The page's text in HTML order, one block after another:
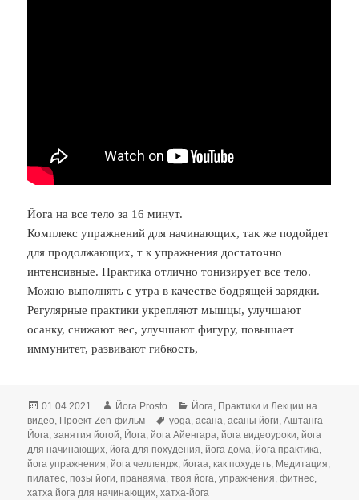
Йога на все тело за 16 минут.
Комплекс упражнений для начинающих, так же подойдет
для продолжающих, т к упражнения достаточно
интенсивные. Практика отлично тонизирует все тело.
Можно выполнять с утра в качестве бодрящей зарядки.
Регулярные практики укрепляют мышцы, улучшают
осанку, снижают вес, улучшают фигуру, повышает
иммунитет, развивают гибкость,
Опубликовано
01.04.2021 Автор
Йога Prosto Рубрики
Йога, Практики и Лекции на
видео, Проект Zen-фильм Метки
yoga,асана,асаны йоги,Аштанга
Йога,занятия йогой, Йога,йога Айенгара,йога видеоуроки,йога
для начинающих,йога для похудения,йога дома,йога практика,
йога упражнения,йога челлендж,йогаа,как похудеть, Медитация,
пилатес,позы йоги,пранаяма,твоя йога,упражнения,фитнес,
хатха йога для начинающих,хатха-йога